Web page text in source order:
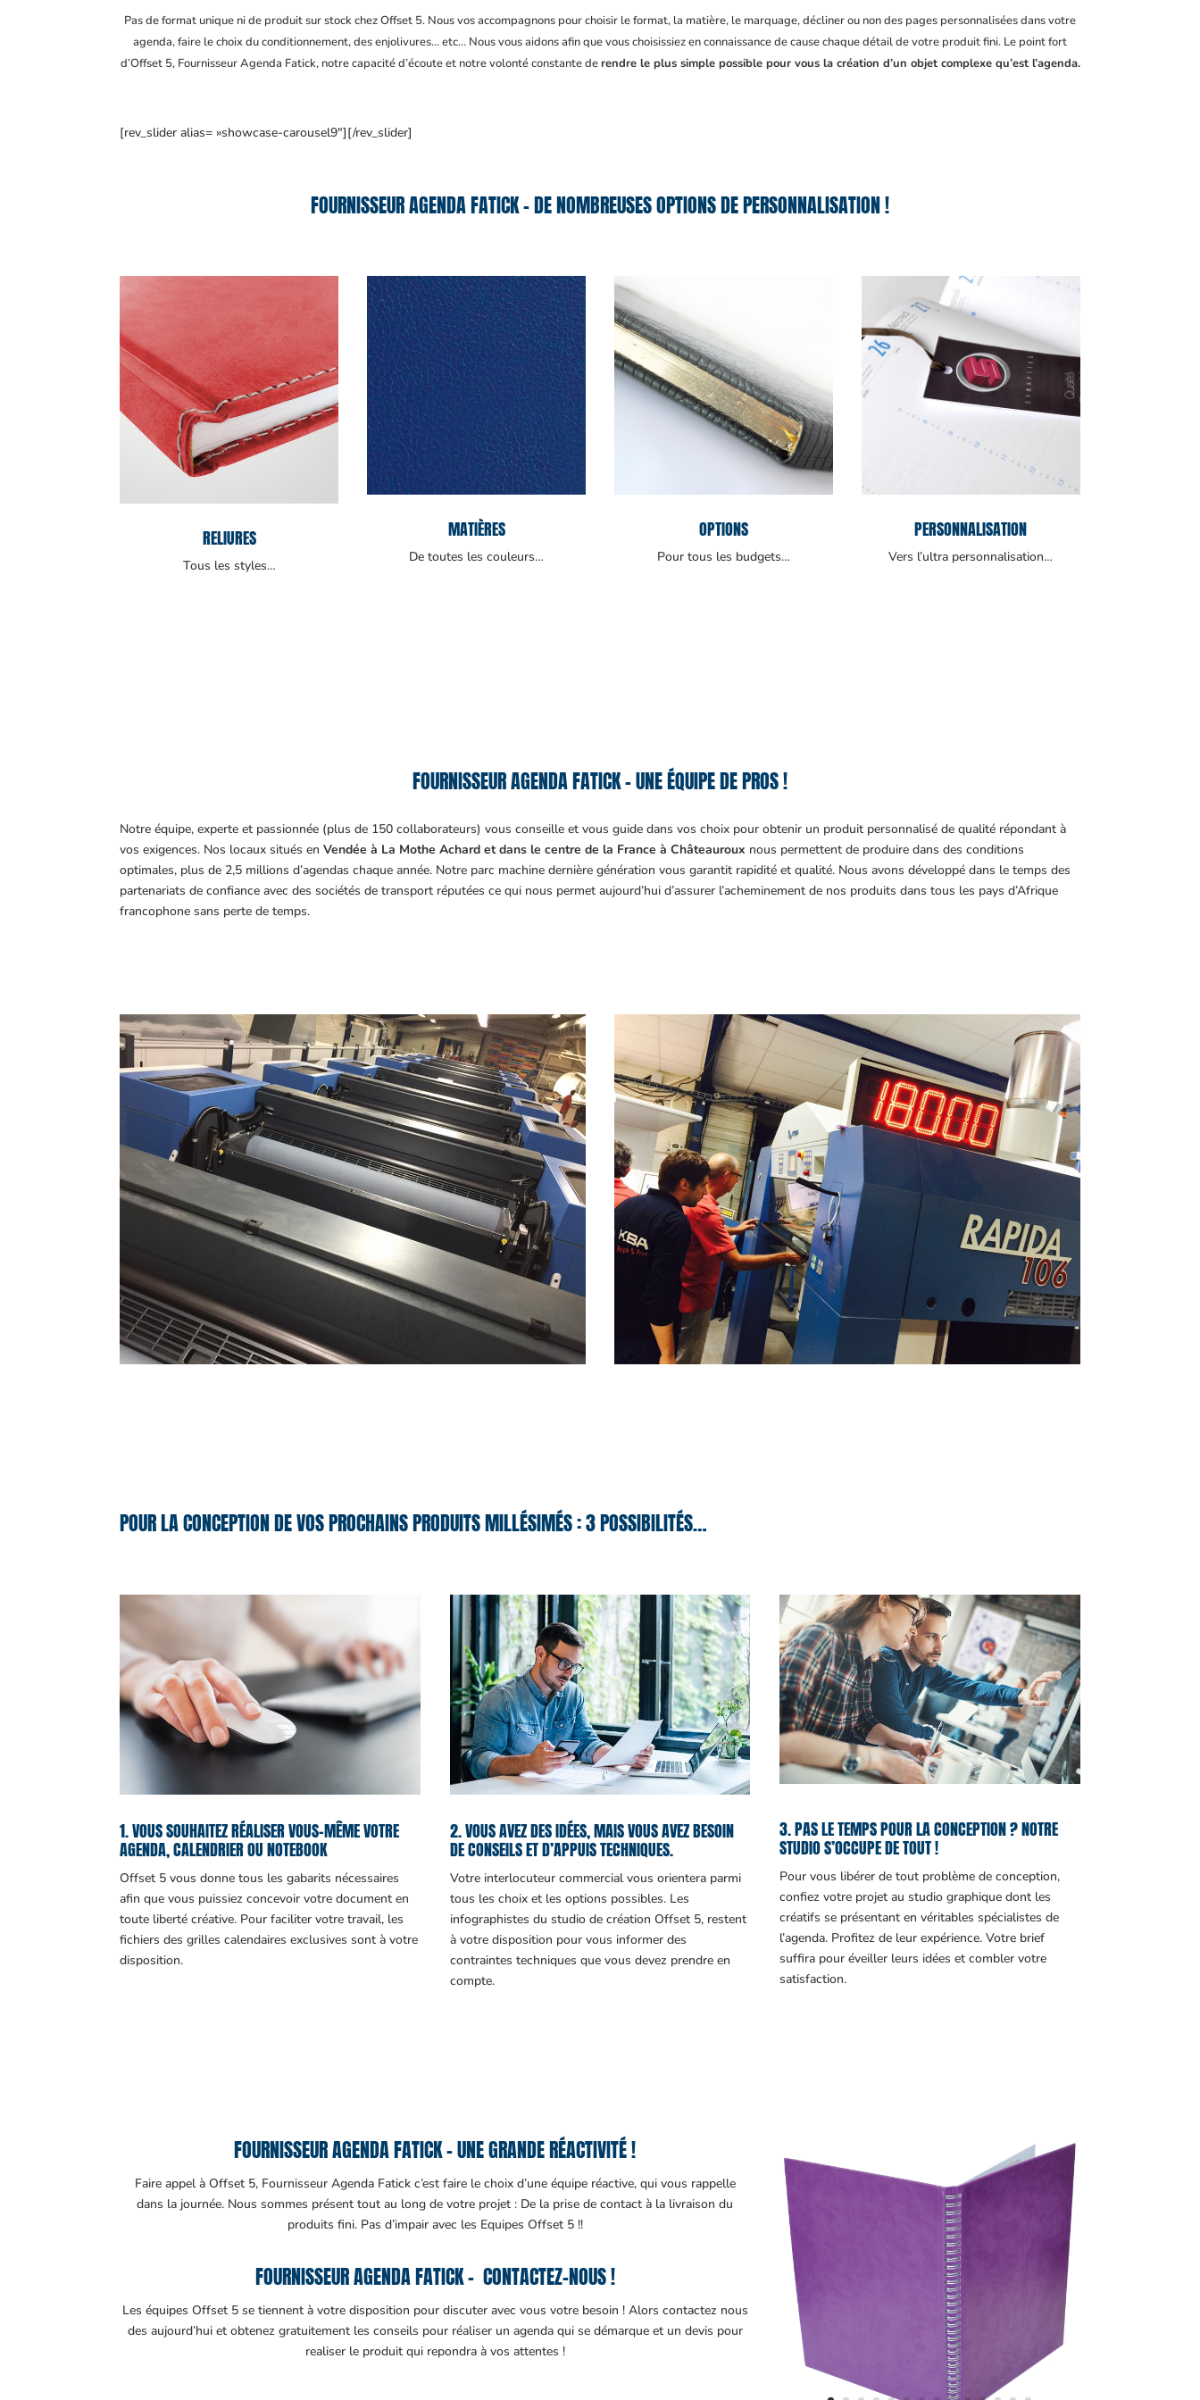
Pas de format unique ni de produit sur stock chez Offset 5. Nous vos accompagnons pour choisir le format, la matière, le marquage, décliner ou non des pages personnalisées dans votre
agenda, faire le choix du conditionnement, des enjolivures… etc… Nous vous aidons afin que vous choisissiez en connaissance de cause chaque détail de votre produit fini. Le point fort
d’Offset 5, Fournisseur Agenda Fatick, notre capacité d’écoute et notre volonté constante derendre le plus simple possible pour vous la création d’un objet complexe qu’est l’agenda.
[rev_slider alias= »showcase-carousel9″][/rev_slider]
FOURNISSEUR AGENDA FATICK – DE NOMBREUSES OPTIONS DE PERSONNALISATION !
RELIURES
Tous les styles…
MATIÈRES
De toutes les couleurs…
OPTIONS
Pour tous les budgets…
PERSONNALISATION
Vers l’ultra personnalisation…
FOURNISSEUR AGENDA FATICK – UNE ÉQUIPE DE PROS !
Notre équipe, experte et passionnée (plus de 150 collaborateurs) vous conseille et vous guide dans vos choix pour obtenir un produit personnalisé de qualité répondant à
vos exigences. Nos locaux situés enVendée à La Mothe Achard et dans le centre de la France à Châteauroux nous permettent de produire dans des conditions
optimales, plus de 2,5 millions d’agendas chaque année. Notre parc machine dernière génération vous garantit rapidité et qualité. Nous avons développé dans le temps des
partenariats de confiance avec des sociétés de transport réputées ce qui nous permet aujourd’hui d’assurer l’acheminement de nos produits dans tous les pays d’Afrique
francophone sans perte de temps.
POUR LA CONCEPTION DE VOS PROCHAINS PRODUITS MILLÉSIMÉS : 3 POSSIBILITÉS…
1. VOUS SOUHAITEZ RÉALISER VOUS-MÊME VOTRE
AGENDA, CALENDRIER OU NOTEBOOK
Offset 5 vous donne tous les gabarits nécessaires
afin que vous puissiez concevoir votre document en
toute liberté créative. Pour faciliter votre travail, les
fichiers des grilles calendaires exclusives sont à votre
disposition.
2. VOUS AVEZ DES IDÉES, MAIS VOUS AVEZ BESOIN
DE CONSEILS ET D’APPUIS TECHNIQUES.
Votre interlocuteur commercial vous orientera parmi
tous les choix et les options possibles. Les
infographistes du studio de création Offset 5, restent
à votre disposition pour vous informer des
contraintes techniques que vous devez prendre en
compte.
3. PAS LE TEMPS POUR LA CONCEPTION ? NOTRE
STUDIO S’OCCUPE DE TOUT !
Pour vous libérer de tout problème de conception,
confiez votre projet au studio graphique dont les
créatifs se présentant en véritables spécialistes de
l’agenda. Profitez de leur expérience. Votre brief
suffira pour éveiller leurs idées et combler votre
satisfaction.
FOURNISSEUR AGENDA FATICK – UNE GRANDE RÉACTIVITÉ !
Faire appel à Offset 5, Fournisseur Agenda Fatick c’est faire le choix d’une équipe réactive, qui vous rappelle
dans la journée. Nous sommes présent tout au long de votre projet : De la prise de contact à la livraison du
produits fini. Pas d’impair avec les Equipes Offset 5 !!
FOURNISSEUR AGENDA FATICK – CONTACTEZ-NOUS !
Les équipes Offset 5 se tiennent à votre disposition pour discuter avec vous votre besoin ! Alors contactez nous
des aujourd’hui et obtenez gratuitement les conseils pour réaliser un agenda qui se démarque et un devis pour
realiser le produit qui repondra à vos attentes !